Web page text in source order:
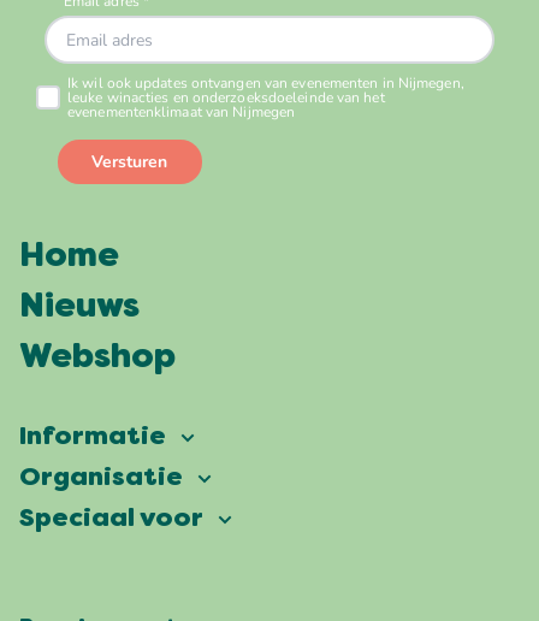
Home
Nieuws
Webshop
Informatie
Vierdaagsefeesten
Veelgestelde vragen
Organisatie
Onze ambitie
Speciaal voor